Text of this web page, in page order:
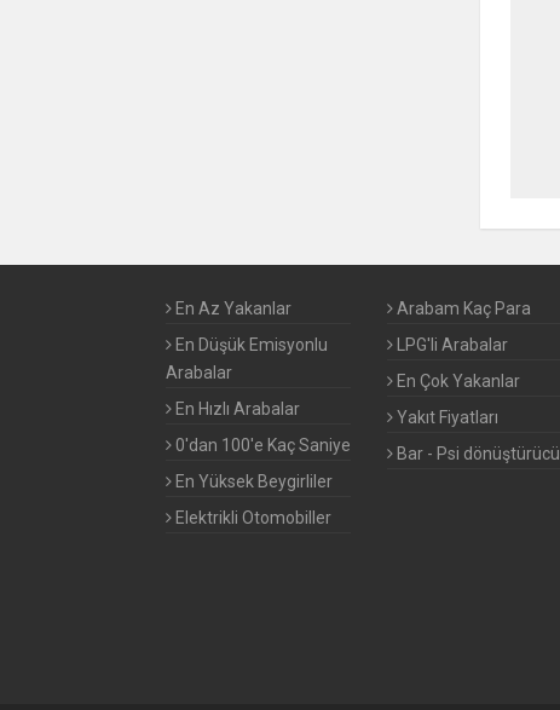
MINI
NISSAN
OPEL
PAGANI
En Az Yakanlar
En Düşük Emisyonlu
Arabalar
En Hızlı Arabalar
0'dan 100'e Kaç Saniye
En Yüksek Beygirliler
Elektrikli Otomobiller
Arabam Kaç Para
LPG'li Arabalar
En Çok Yakanlar
Yakıt Fiyatları
Bar - Psi dönüştürücü